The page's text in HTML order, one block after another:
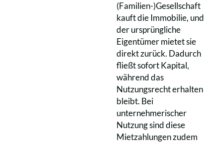
(Familien-)Gesellschaft
kauft die Immobilie, und
der ursprüngliche
Eigentümer mietet sie
direkt zurück. Dadurch
fließt sofort Kapital,
während das
Nutzungsrecht erhalten
bleibt. Bei
unternehmerischer
Nutzung sind diese
Mietzahlungen zudem